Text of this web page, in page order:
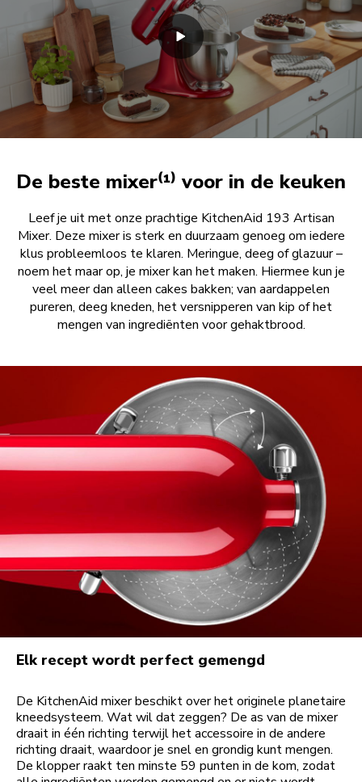
De beste mixer⁽¹⁾ voor in de keuken
Leef je uit met onze prachtige KitchenAid 193 Artisan
Mixer. Deze mixer is sterk en duurzaam genoeg om iedere
klus probleemloos te klaren. Meringue, deeg of glazuur –
noem het maar op, je mixer kan het maken. Hiermee kun je
veel meer dan alleen cakes bakken; van aardappelen
pureren, deeg kneden, het versnipperen van kip of het
mengen van ingrediënten voor gehaktbrood.
Elk recept wordt perfect gemengd
De KitchenAid mixer beschikt over het originele planetaire
kneedsysteem. Wat wil dat zeggen? De as van de mixer
draait in één richting terwijl het accessoire in de andere
richting draait, waardoor je snel en grondig kunt mengen.
De klopper raakt ten minste 59 punten in de kom, zodat